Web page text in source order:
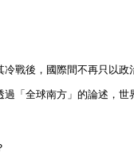
戰後，國際間不再只以
「全球南方」的論述，